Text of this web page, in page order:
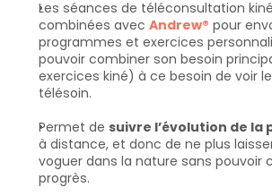
Les séances de téléconsultation
combinées avec Andrew® pour
programmes et exercices
pouvoir combiner son besoin
exercices kiné) à ce besoin de voir
télésoin.
Permet de suivre l’évolution de la
à distance, et donc de ne plus
voguer dans la nature sans pouvoir
progrès.